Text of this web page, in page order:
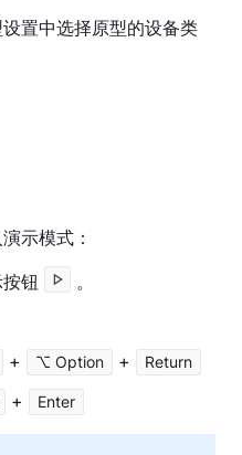
置中选择原型的设备类
示模式：
钮
。
+ ⌥ Option + Return
+ Enter